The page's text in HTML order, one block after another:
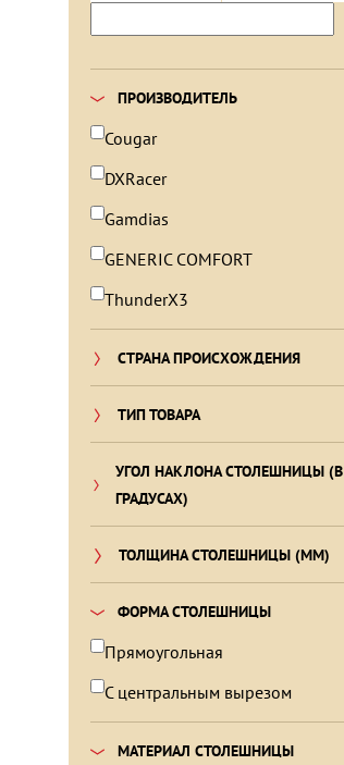
ПРОИЗВОДИТЕЛЬ
Cougar
DXRacer
Gamdias
GENERIC COMFORT
ThunderX3
СТРАНА ПРОИСХОЖДЕНИЯ
ТИП ТОВАРА
УГОЛ НАКЛОНА СТОЛЕШНИЦЫ (В
ГРАДУСАХ)
ТОЛЩИНА СТОЛЕШНИЦЫ (ММ)
ФОРМА СТОЛЕШНИЦЫ
Прямоугольная
С центральным вырезом
МАТЕРИАЛ СТОЛЕШНИЦЫ